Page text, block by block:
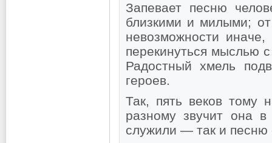
Запевает песню
близкими и милыми;
невозможности
перекинуться мыслью
Радостный хмель
героев.
Так, пять веков тому
разному звучит она
служили — так и песню